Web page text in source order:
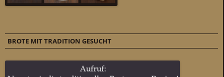
BROTE MIT TRADITION GESUCHT